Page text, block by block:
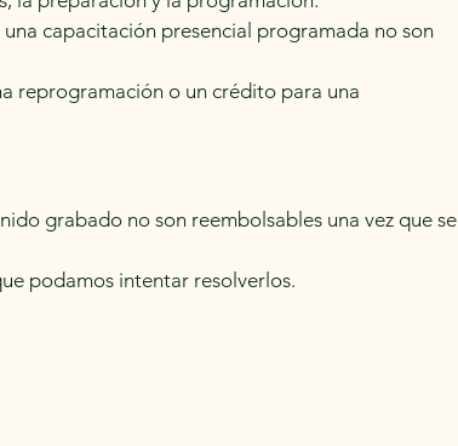
capacitación presencial programada no son
reprogramación o un crédito para una
grabado no son reembolsables una vez que se
podamos intentar resolverlos.